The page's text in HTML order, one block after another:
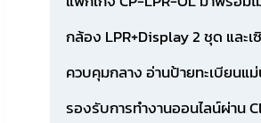
กล้อง LPR+Display 2 ชุด และเ
ควบคุมกลาง อ่านป้ายทะเบียนแ
รองรับการทำงานออนไลน์ผ่าน